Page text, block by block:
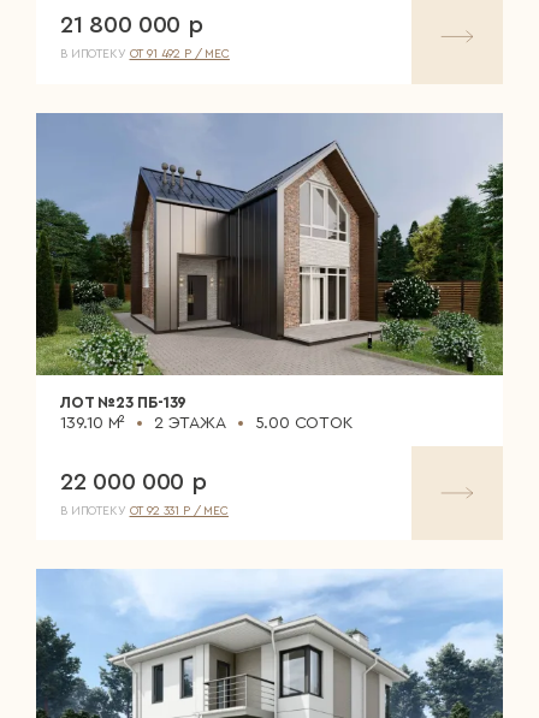
21 800 000 р
В ИПОТЕКУ ОТ 91 492 Р / МЕС
ЛОТ №23 ПБ-139
139.10 М² 2 ЭТАЖА 5.00 СОТОК
22 000 000 р
В ИПОТЕКУ ОТ 92 331 Р / МЕС